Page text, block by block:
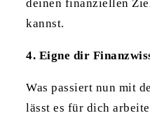
deinen finanziellen
kannst.
4. Eigne dir
Was passiert nun mit
lässt es für dich